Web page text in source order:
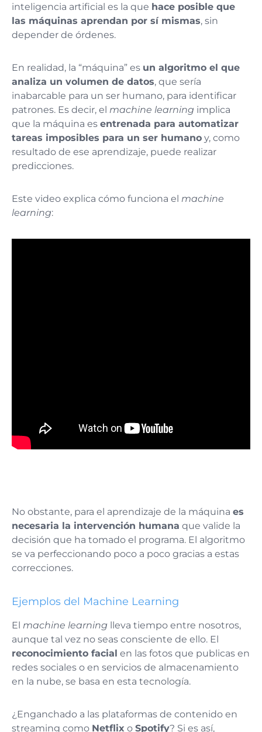
inteligencia artificial es la que hace posible que
las máquinas aprendan por sí mismas, sin
depender de órdenes.
En realidad, la “máquina” es un algoritmo el que
analiza un volumen de datos, que sería
inabarcable para un ser humano, para identificar
patrones. Es decir, el machine learning implica
que la máquina es entrenada para automatizar
tareas imposibles para un ser humano y, como
resultado de ese aprendizaje, puede realizar
predicciones.
Este video explica cómo funciona el machine
learning:
No obstante, para el aprendizaje de la máquina es
necesaria la intervención humana que valide la
decisión que ha tomado el programa. El algoritmo
se va perfeccionando poco a poco gracias a estas
correcciones.
Ejemplos del Machine Learning
El machine learning lleva tiempo entre nosotros,
aunque tal vez no seas consciente de ello. El
reconocimiento facial en las fotos que publicas en
redes sociales o en servicios de almacenamiento
en la nube, se basa en esta tecnología.
¿Enganchado a las plataformas de contenido en
streaming como Netflix o Spotify? Si es así,